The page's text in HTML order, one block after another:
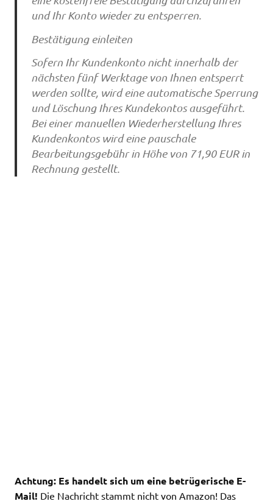
und Ihr Konto wieder zu entsperren.
Bestätigung einleiten
Sofern Ihr Kundenkonto nicht innerhalb der
nächsten fünf Werktage von Ihnen entsperrt
werden sollte, wird eine automatische Sperrung
und Löschung Ihres Kundekontos ausgeführt.
Bei einer manuellen Wiederherstellung Ihres
Kundenkontos wird eine pauschale
Bearbeitungsgebühr in Höhe von 71,90 EUR in
Rechnung gestellt.
Achtung: Es handelt sich um eine betrügerische E-
Mail! Die Nachricht stammt nicht von Amazon! Das